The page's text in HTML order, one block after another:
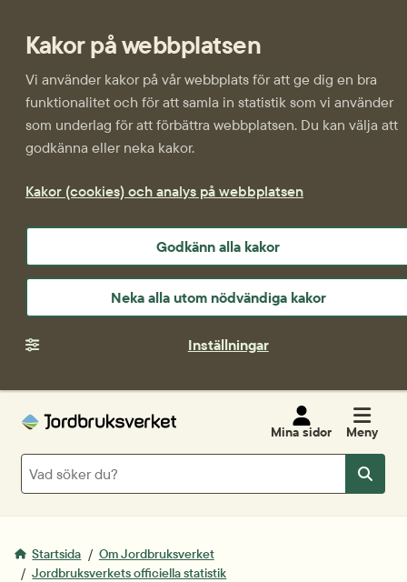
Kakor på webbplatsen
Vi använder kakor på vår webbplats för att ge dig en bra
funktionalitet och för att samla in statistik som vi använder
som underlag för att förbättra webbplatsen. Du kan välja att
godkänna eller neka kakor.
Kakor (cookies) och analys på webbplatsen
Godkänn alla kakor
Neka alla utom nödvändiga kakor
Inställningar
Mina sidor Meny
Sök
Sök
Startsida
Om Jordbruksverket
Jordbruksverkets officiella statistik